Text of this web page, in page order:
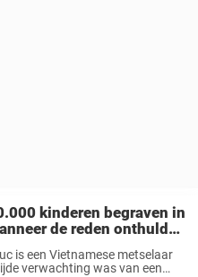
kinderen begraven in
de reden onthuld
mijn hart
is een Vietnamese metselaar
verwachting was van een